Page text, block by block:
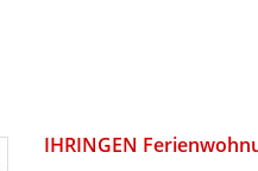
IHRINGEN